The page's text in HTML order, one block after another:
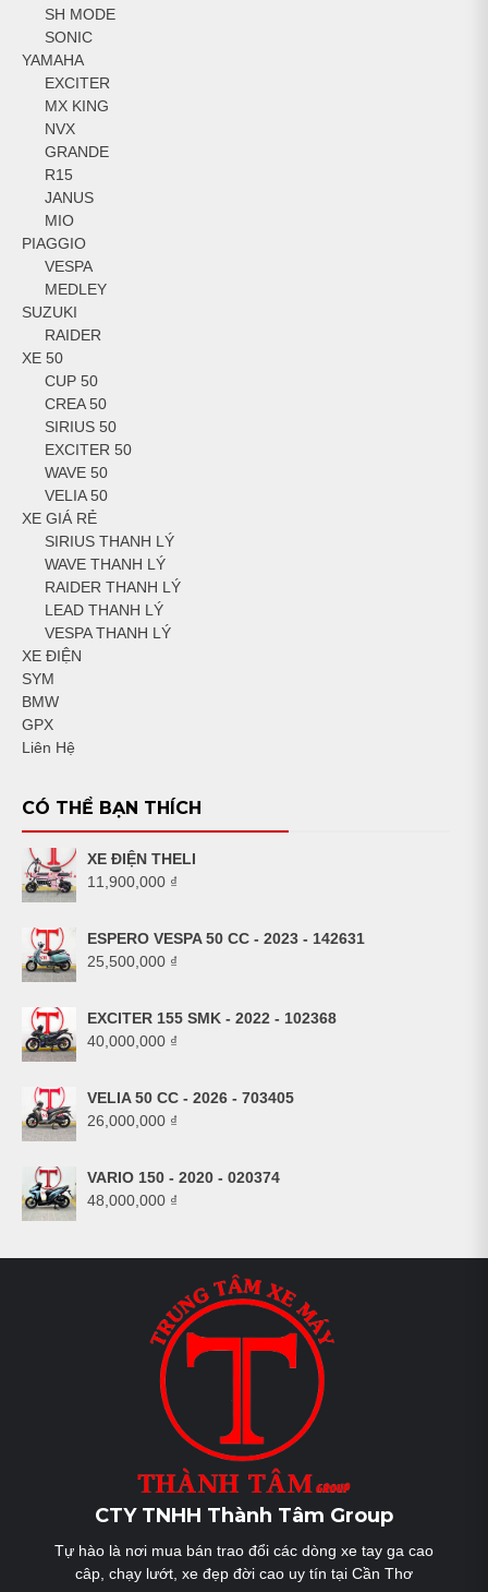
SH MODE
SONIC
YAMAHA
EXCITER
MX KING
NVX
GRANDE
R15
JANUS
MIO
PIAGGIO
VESPA
MEDLEY
SUZUKI
RAIDER
XE 50
CUP 50
CREA 50
SIRIUS 50
EXCITER 50
WAVE 50
VELIA 50
XE GIÁ RẺ
SIRIUS THANH LÝ
WAVE THANH LÝ
RAIDER THANH LÝ
LEAD THANH LÝ
VESPA THANH LÝ
XE ĐIỆN
SYM
BMW
GPX
Liên Hệ
CÓ THỂ BẠN THÍCH
XE ĐIỆN THELI
11,900,000 ₫
ESPERO VESPA 50 CC - 2023 - 142631
25,500,000 ₫
EXCITER 155 SMK - 2022 - 102368
40,000,000 ₫
VELIA 50 CC - 2026 - 703405
26,000,000 ₫
VARIO 150 - 2020 - 020374
48,000,000 ₫
CTY TNHH Thành Tâm Group
Tự hào là nơi mua bán trao đổi các dòng xe tay ga cao
câp, chạy lướt, xe đẹp đời cao uy tín tại Cần Thơ